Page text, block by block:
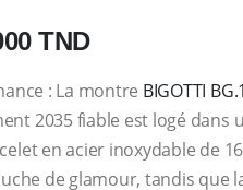
TND
: La montre BIGOTTI
2035 fiable est logé
en acier inoxydable de
de glamour, tandis que